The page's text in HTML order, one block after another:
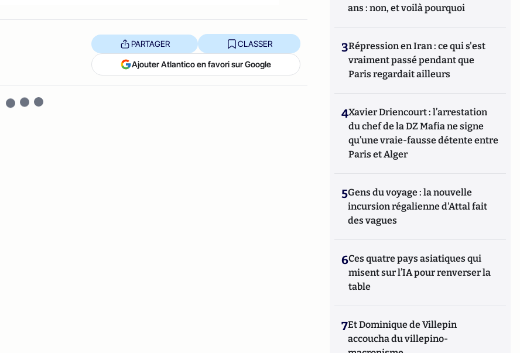
PARTAGER CLASSER
Ajouter Atlantico en favori sur Google
ans : non, et voilà pourquoi
3Répression en Iran : ce qui s'est
vraiment passé pendant que
Paris regardait ailleurs
4Xavier Driencourt : l’arrestation
du chef de la DZ Mafia ne signe
qu’une vraie-fausse détente entre
Paris et Alger
5Gens du voyage : la nouvelle
incursion régalienne d'Attal fait
des vagues
6Ces quatre pays asiatiques qui
misent sur l’IA pour renverser la
table
7Et Dominique de Villepin
accoucha du villepino-